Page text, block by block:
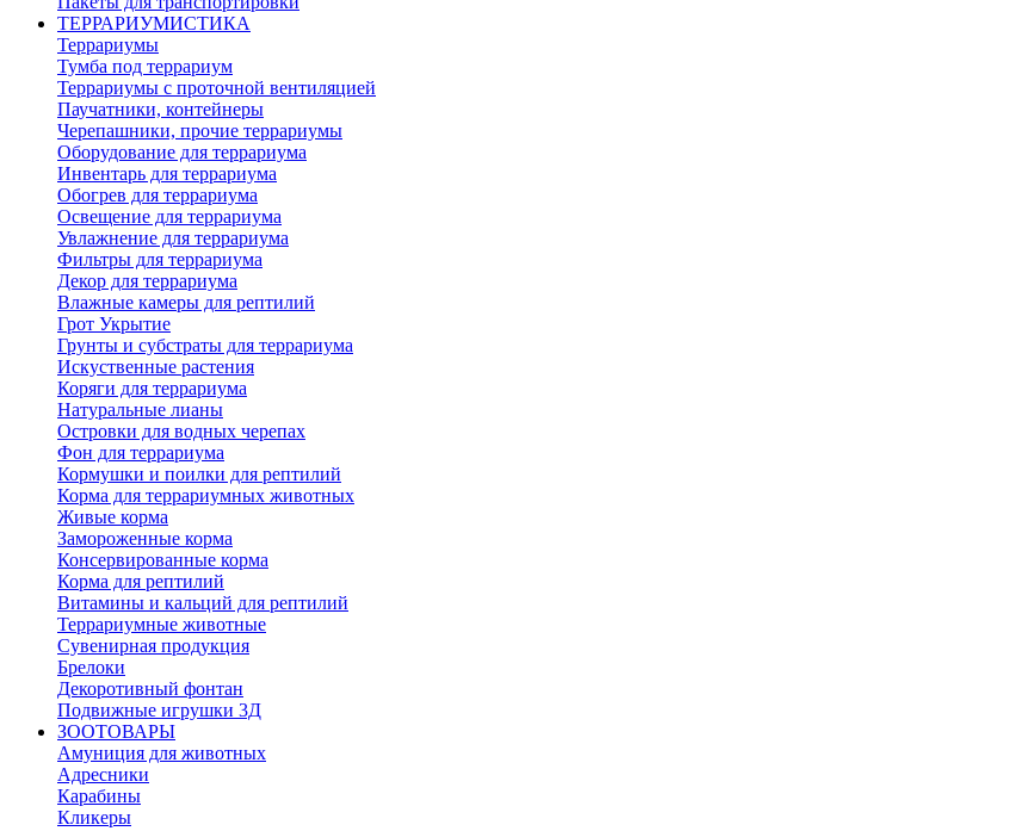
ТЕРРАРИУМИСТИКА
Террариумы
Тумба под террариум
Террариумы с проточной вентиляцией
Паучатники, контейнеры
Черепашники, прочие террариумы
Оборудование для террариума
Инвентарь для террариума
Обогрев для террариума
Освещение для террариума
Увлажнение для террариума
Фильтры для террариума
Декор для террариума
Влажные камеры для рептилий
Грот Укрытие
Грунты и субстраты для террариума
Искуственные растения
Коряги для террариума
Натуральные лианы
Островки для водных черепах
Фон для террариума
Кормушки и поилки для рептилий
Корма для террариумных животных
Живые корма
Замороженные корма
Консервированные корма
Корма для рептилий
Витамины и кальций для рептилий
Террариумные животные
Сувенирная продукция
Брелоки
Декоротивный фонтан
Подвижные игрушки 3Д
ЗООТОВАРЫ
Амуниция для животных
Адресники
Карабины
Кликеры